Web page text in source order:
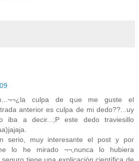
culpa de que me guste el
anterior es culpa de mi dedo??...uy
iba a decir...;P este dedo traviesillo
serio, muy interesante el post y por
lo he mirado ¬¬,nunca lo hubiera